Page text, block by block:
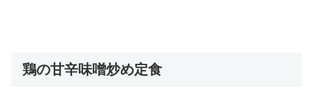
鶏の甘辛味噌炒め定食